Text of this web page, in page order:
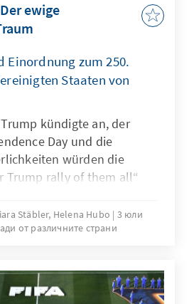
ewige
Einordnung zum 250.
Staaten von
kündigte an, der
Day und die
würden die
Trump rally of them all“
sondern auch, weil
Feiertag, der
gerückt wird. Fast als
Zwischen diesen beiden
Stäbler, Helena Hubo
3 юли
от различните страни